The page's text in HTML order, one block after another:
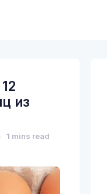
из
1 mins read